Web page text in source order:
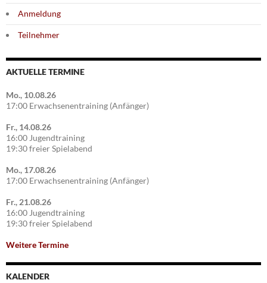
Anmeldung
Teilnehmer
AKTUELLE TERMINE
Mo., 10.08.26
17:00 Erwachsenentraining (Anfänger)
Fr., 14.08.26
16:00 Jugendtraining
19:30 freier Spielabend
Mo., 17.08.26
17:00 Erwachsenentraining (Anfänger)
Fr., 21.08.26
16:00 Jugendtraining
19:30 freier Spielabend
Weitere Termine
KALENDER